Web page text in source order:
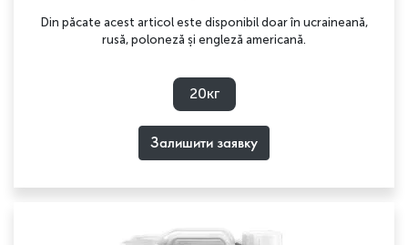
Din păcate acest articol este disponibil doar în ucraineană,
rusă, poloneză și engleză americană.
20кг
Залишити заявку